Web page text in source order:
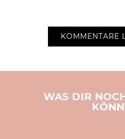
KOMMENTARE
WAS DIR